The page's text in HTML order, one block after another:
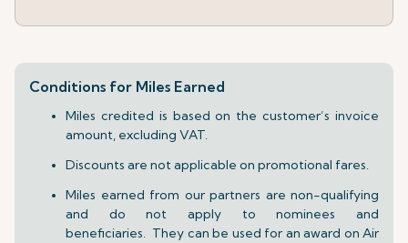
Conditions for Miles Earned
Miles credited is based on the customer’s invoice
amount, excluding VAT.
Discounts are not applicable on promotional fares.
Miles earned from our partners are non-qualifying
and do not apply to nominees and
beneficiaries. They can be used for an award on Air